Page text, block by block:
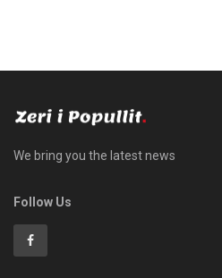
We bring you the latest news
Follow Us